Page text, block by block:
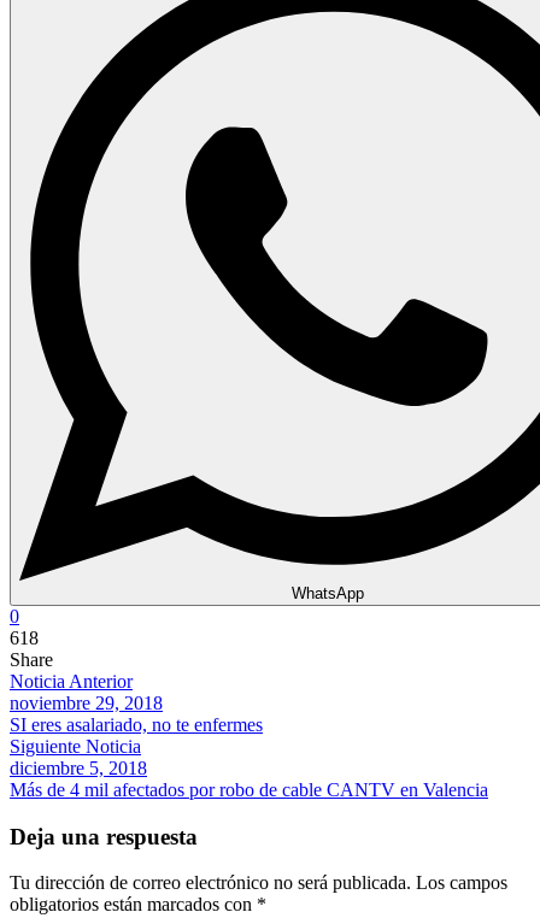
WhatsApp
0
618
Share
Noticia Anterior
noviembre 29, 2018
SI eres asalariado, no te enfermes
Siguiente Noticia
diciembre 5, 2018
Más de 4 mil afectados por robo de cable CANTV en Valencia
Deja una respuesta
Tu dirección de correo electrónico no será publicada. Los campos
obligatorios están marcados con *